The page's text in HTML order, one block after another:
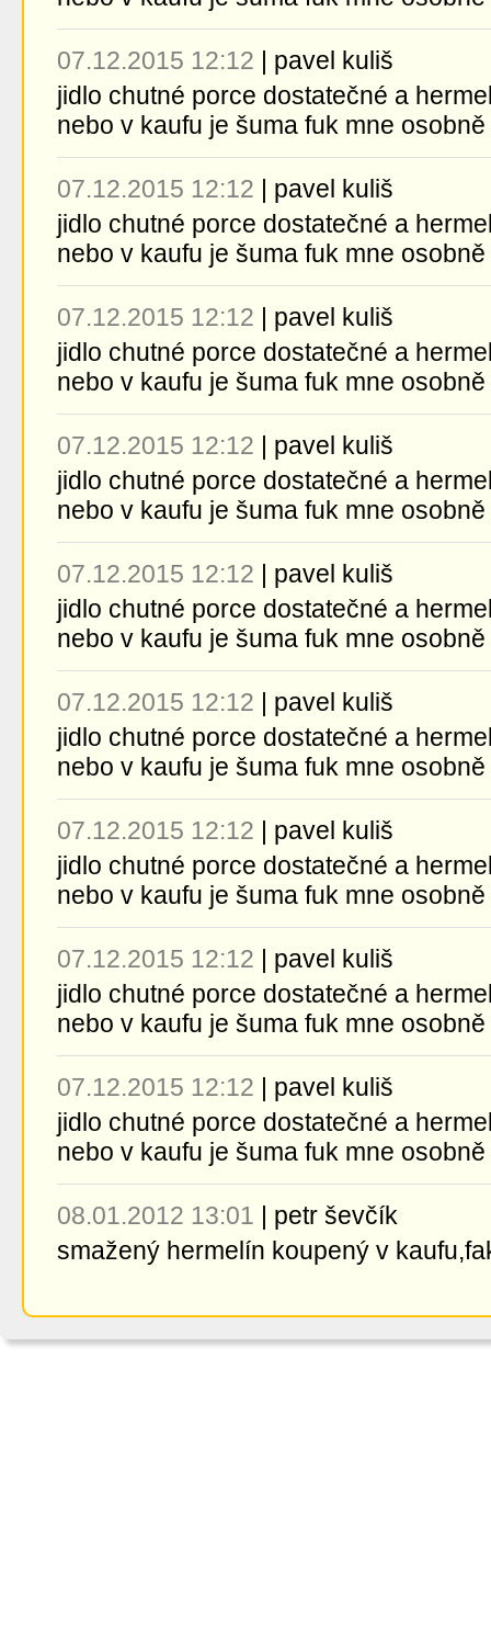
07.12.2015 12:12 | pavel kuliš
jidlo chutné porce dostatečné a
nebo v kaufu je šuma fuk mne
07.12.2015 12:12 | pavel kuliš
jidlo chutné porce dostatečné a
nebo v kaufu je šuma fuk mne
07.12.2015 12:12 | pavel kuliš
jidlo chutné porce dostatečné a
nebo v kaufu je šuma fuk mne
07.12.2015 12:12 | pavel kuliš
jidlo chutné porce dostatečné a
nebo v kaufu je šuma fuk mne
07.12.2015 12:12 | pavel kuliš
jidlo chutné porce dostatečné a
nebo v kaufu je šuma fuk mne
07.12.2015 12:12 | pavel kuliš
jidlo chutné porce dostatečné a
nebo v kaufu je šuma fuk mne
07.12.2015 12:12 | pavel kuliš
jidlo chutné porce dostatečné a
nebo v kaufu je šuma fuk mne
07.12.2015 12:12 | pavel kuliš
jidlo chutné porce dostatečné a
nebo v kaufu je šuma fuk mne
07.12.2015 12:12 | pavel kuliš
jidlo chutné porce dostatečné a
nebo v kaufu je šuma fuk mne
08.01.2012 13:01 | petr ševčík
smažený hermelín koupený v